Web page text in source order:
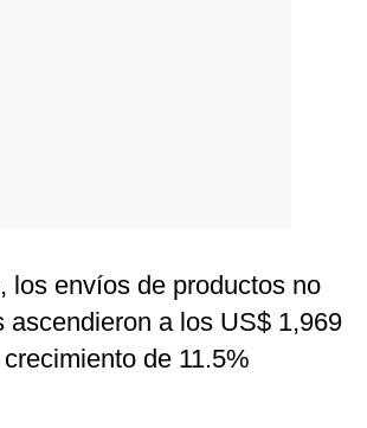
los envíos de productos no
ascendieron a los US$ 1,969
de 11.5%